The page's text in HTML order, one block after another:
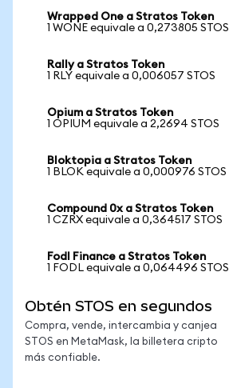
Wrapped One a Stratos Token
1 WONE equivale a 0,273805 STOS
Rally a Stratos Token
1 RLY equivale a 0,006057 STOS
Opium a Stratos Token
1 OPIUM equivale a 2,2694 STOS
Bloktopia a Stratos Token
1 BLOK equivale a 0,000976 STOS
Compound 0x a Stratos Token
1 CZRX equivale a 0,364517 STOS
Fodl Finance a Stratos Token
1 FODL equivale a 0,064496 STOS
Obtén STOS en segundos
Compra, vende, intercambia y canjea
STOS en MetaMask, la billetera cripto
más confiable.